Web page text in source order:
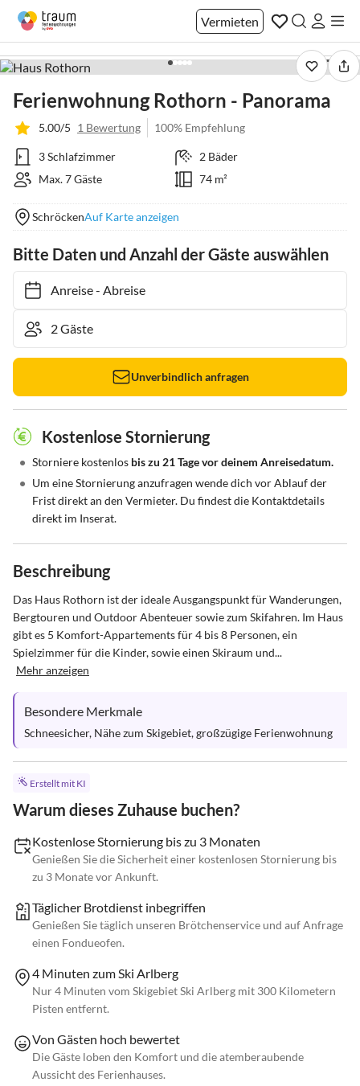
Vermieten
1 / 44
Ferienwohnung Rothorn - Panorama
5.00/5 1 Bewertung 100% Empfehlung
3 Schlafzimmer
2 Bäder
Max. 7 Gäste
74 m²
SchröckenAuf Karte anzeigen
Bitte Daten und Anzahl der Gäste auswählen
Anreise- Abreise
Unverbindlich anfragen
Kostenlose Stornierung
• Storniere kostenlos bis zu 21 Tage vor deinem Anreisedatum.
• Um eine Stornierung anzufragen wende dich vor Ablauf der
Frist direkt an den Vermieter. Du findest die Kontaktdetails
direkt im Inserat.
Beschreibung
Das Haus Rothorn ist der ideale Ausgangspunkt für Wanderungen,
Bergtouren und Outdoor Abenteuer sowie zum Skifahren. Im Haus
gibt es 5 Komfort-Appartements für 4 bis 8 Personen, ein
Spielzimmer für die Kinder, sowie einen Skiraum und...
Mehr anzeigen
Besondere Merkmale
Schneesicher, Nähe zum Skigebiet, großzügige Ferienwohnung
Erstellt mit KI
Warum dieses Zuhause buchen?
Kostenlose Stornierung bis zu 3 Monaten
Genießen Sie die Sicherheit einer kostenlosen Stornierung bis
zu 3 Monate vor Ankunft.
Täglicher Brotdienst inbegriffen
Genießen Sie täglich unseren Brötchenservice und auf Anfrage
einen Fondueofen.
4 Minuten zum Ski Arlberg
Nur 4 Minuten vom Skigebiet Ski Arlberg mit 300 Kilometern
Pisten entfernt.
Von Gästen hoch bewertet
Die Gäste loben den Komfort und die atemberaubende
Aussicht des Ferienhauses.